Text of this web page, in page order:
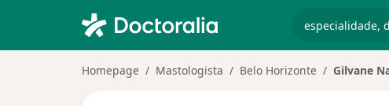
Homepage Mastologista Belo Horizonte Gilvane